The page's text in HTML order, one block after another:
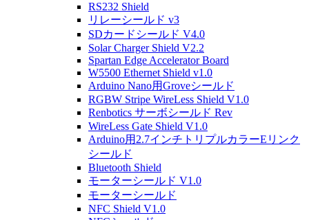
RS232 Shield
リレーシールド v3
SDカードシールド V4.0
Solar Charger Shield V2.2
Spartan Edge Accelerator Board
W5500 Ethernet Shield v1.0
Arduino Nano用Groveシールド
RGBW Stripe WireLess Shield V1.0
Renbotics サーボシールド Rev
WireLess Gate Shield V1.0
Arduino用2.7インチトリプルカラーEリンク
シールド
Bluetooth Shield
モーターシールド V1.0
モーターシールド
NFC Shield V1.0